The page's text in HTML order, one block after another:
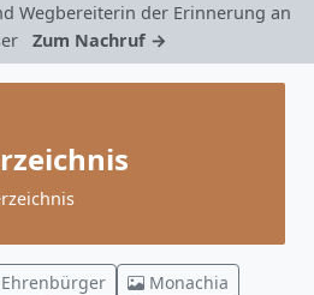
Wegbereiterin der Erinnerung an
Zum Nachruf →
Ehrenbürger
Monachia